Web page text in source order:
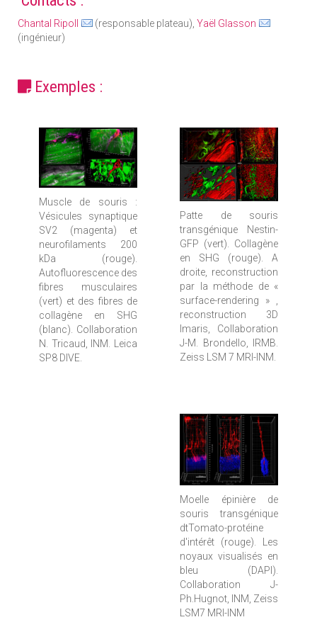
Chantal Ripoll (responsable plateau), Yaël Glasson
(ingénieur)
Exemples :
Muscle de souris :
Vésicules synaptique
SV2 (magenta) et
neurofilaments 200
kDa (rouge).
Autofluorescence des
fibres musculaires
(vert) et des fibres de
collagène en SHG
(blanc). Collaboration
N. Tricaud, INM. Leica
SP8 DIVE.
Patte de souris
transgénique Nestin-
GFP (vert). Collagène
en SHG (rouge). A
droite, reconstruction
par la méthode de «
surface-rendering » ,
reconstruction 3D
Imaris, Collaboration
J-M. Brondello, IRMB.
Zeiss LSM 7 MRI-INM.
Moelle épinière de
souris transgénique
dtTomato-protéine
d'intérêt (rouge). Les
noyaux visualisés en
bleu (DAPI).
Collaboration J-
Ph.Hugnot, INM, Zeiss
LSM7 MRI-INM